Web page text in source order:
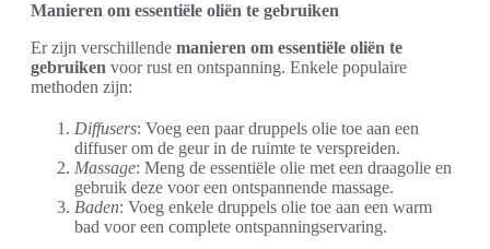
Manieren om essentiële oliën te gebruiken
Er zijn verschillende manieren om essentiële oliën te
gebruiken voor rust en ontspanning. Enkele populaire
methoden zijn:
Diffusers: Voeg een paar druppels olie toe aan een
diffuser om de geur in de ruimte te verspreiden.
Massage: Meng de essentiële olie met een draagolie en
gebruik deze voor een ontspannende massage.
Baden: Voeg enkele druppels olie toe aan een warm
bad voor een complete ontspanningservaring.